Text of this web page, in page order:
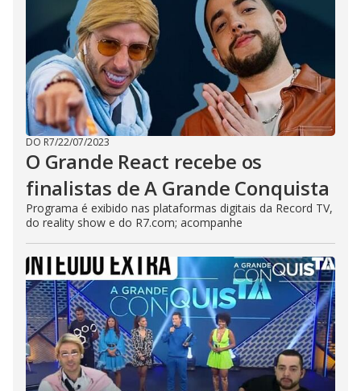
DO R7/22/07/2023
O Grande React recebe os
finalistas de A Grande Conquista
Programa é exibido nas plataformas digitais da Record TV,
do reality show e do R7.com; acompanhe